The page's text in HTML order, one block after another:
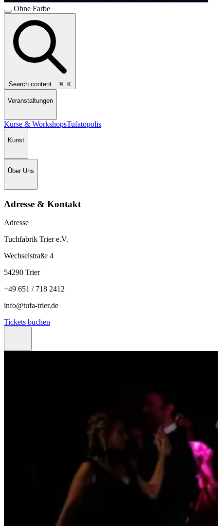
Ohne Farbe
Search content... ⌘ K
Veranstaltungen
Kurse & WorkshopsTufatopolis
Kunst
Über Uns
Adresse & Kontakt
Adresse
Tuchfabrik Trier e.V.
Wechselstraße 4
54290 Trier
+49 651 / 718 2412
info@tufa-trier.de
Tickets buchen